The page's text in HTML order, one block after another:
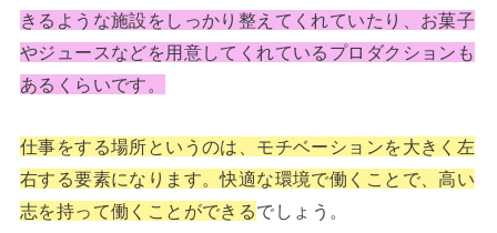
きるような施設をしっかり整えてくれていたり、お菓子
やジュースなどを用意してくれているプロダクションも
あるくらいです。
仕事をする場所というのは、モチベーションを大きく左
右する要素になります。快適な環境で働くことで、高い
志を持って働くことができるでしょう。